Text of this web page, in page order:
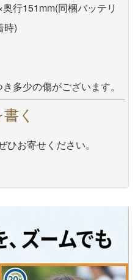
行151mm(同梱バッテリ
時)
多少の傷がございます。
く
お寄せください。